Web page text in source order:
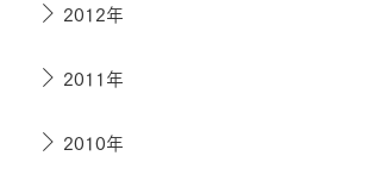
2012年
2011年
2010年